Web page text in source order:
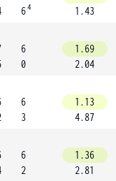
64
1.43
6
0
1.69
2.04
6
3
1.13
4.87
6
2
1.36
2.81